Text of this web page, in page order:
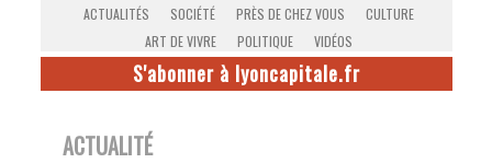
ACTUALITÉS SOCIÉTÉ PRÈS DE CHEZ VOUS
CULTURE
ART DE VIVRE
POLITIQUE VIDÉOS
S'abonner à lyoncapitale.fr
ACTUALITÉ